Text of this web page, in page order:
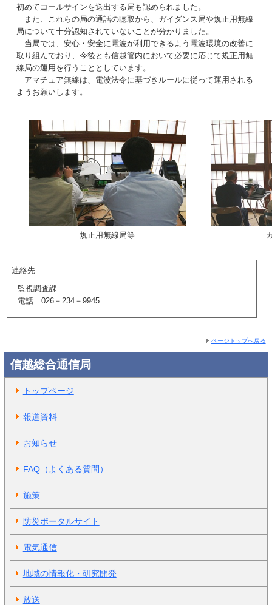
初めてコールサインを送出する局も認められました。
また、これらの局の通話の聴取から、ガイダンス局や規正用無線
局について十分認知されていないことが分かりました。
当局では、安心・安全に電波が利用できるよう電波環境の改善に
取り組んでおり、今後とも信越管内において必要に応じて規正用無
線局の運用を行うこととしています。
アマチュア無線は、電波法令に基づきルールに従って運用される
ようお願いします。
規正用無線局等
連絡先
監視調査課
電話 026－234－9945
ページトップへ戻る
信越総合通信局
トップページ
報道資料
お知らせ
FAQ（よくある質問）
施策
防災ポータルサイト
電気通信
地域の情報化・研究開発
放送